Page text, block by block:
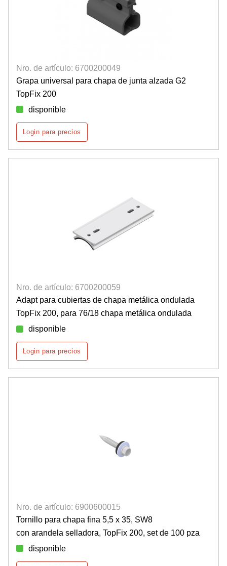
Nro. de artículo: 6700200049
Grapa universal para chapa de junta alzada G2
TopFix 200
disponible
Login para precios
Nro. de artículo: 6700200059
Adapt para cubiertas de chapa metálica ondulada
TopFix 200, para 76/18 chapa metálica ondulada
disponible
Login para precios
Nro. de artículo: 6900600015
Tornillo para chapa fina 5,5 x 35, SW8
con arandela selladora, TopFix 200, set de 100 pza
disponible